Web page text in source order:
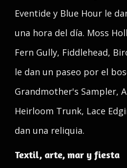
Eventide y Blue Hour le
una hora del día. Moss
Fern Gully, Fiddlehead,
le dan un paseo por el
Grandmother's Sampler,
Heirloom Trunk, Lace
dan una reliquia.
Textil, arte, mar y fiesta